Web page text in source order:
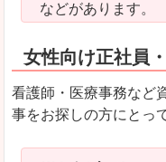
などがあります。
女性向け正社員
看護師・医療事務など
事をお探しの方にとっ